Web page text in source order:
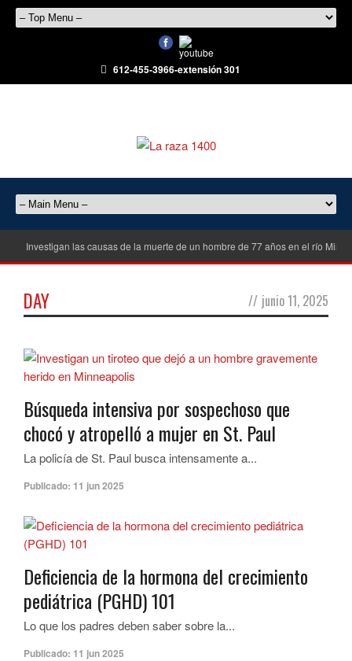
612-455-3966-extensión 301
Investigan las causas de la muerte de un hombre de 77 años en el río
DAY // junio 11, 2025
Búsqueda intensiva por sospechoso que
chocó y atropelló a mujer en St. Paul
La policía de St. Paul busca intensamente a...
Publicado: 11 jun 2025
Deficiencia de la hormona del crecimiento
pediátrica (PGHD) 101
Lo que los padres deben saber sobre la...
Publicado: 11 jun 2025